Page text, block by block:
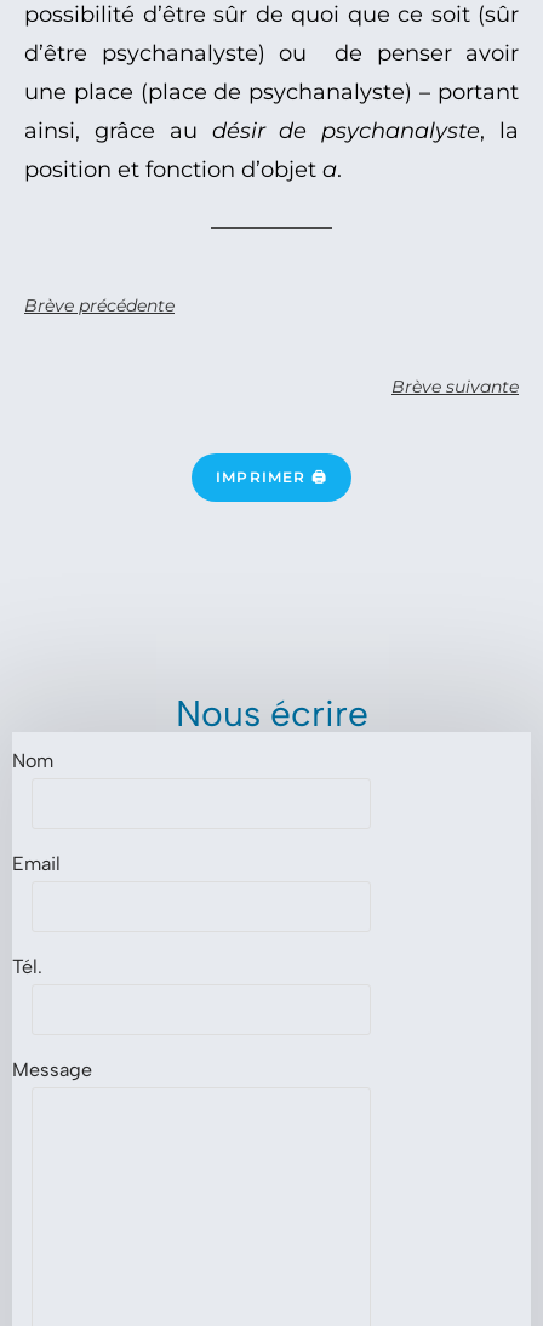
possibilité d’être sûr de quoi que ce soit (sûr
d’être psychanalyste) ou de penser avoir
une place (place de psychanalyste) – portant
ainsi, grâce au désir de psychanalyste, la
position et fonction d’objet a.
Brève précédente
Brève suivante
IMPRIMER 🖨
Nous écrire
Nom
Email
Tél.
Message